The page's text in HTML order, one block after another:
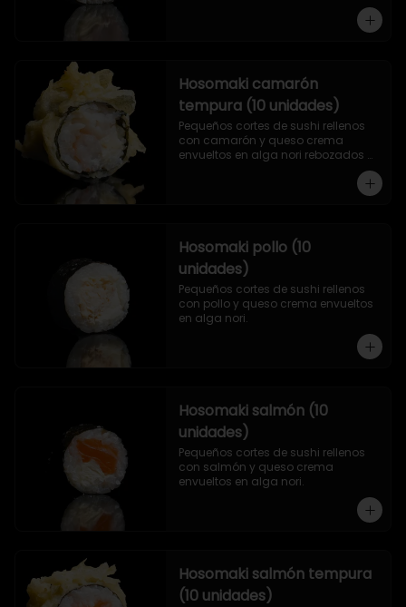
Hosomaki camarón
tempura (10 unidades)
Pequeños cortes de sushi rellenos
con camarón y queso crema
envueltos en alga nori rebozados
Hosomaki pollo (10
unidades)
Pequeños cortes de sushi rellenos
con pollo y queso crema envueltos
en alga nori.
Hosomaki salmón (10
unidades)
Pequeños cortes de sushi rellenos
con salmón y queso crema
envueltos en alga nori.
Hosomaki salmón tempura
(10 unidades)